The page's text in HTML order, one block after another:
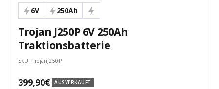
6V 250Ah
Trojan J250P 6V 250Ah
Traktionsbatterie
SKU:TrojanJ250P
Angebotspreis
399,90€ AUSVERKAUFT